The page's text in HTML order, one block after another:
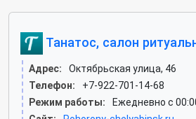
Танатос, салон
Адрес:
Октябрьская улица, 46
Телефон:
+7-922-701-14-68
Режим работы:
Ежедневно с